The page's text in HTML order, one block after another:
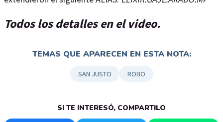
Todos los detalles en el video.
TEMAS QUE APARECEN EN ESTA NOTA:
SAN JUSTO ROBO
SI TE INTERESÓ, COMPARTILO